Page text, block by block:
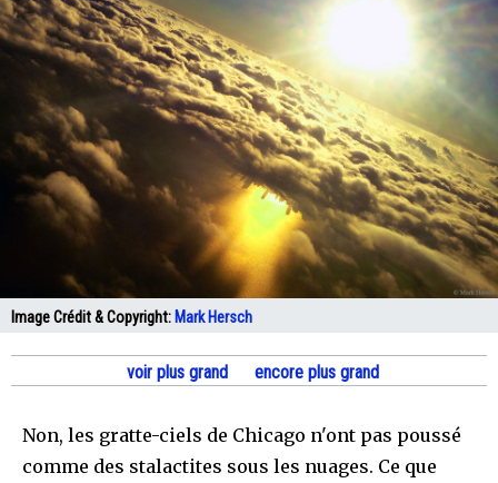
Image Crédit & Copyright: Mark Hersch
voir plus grand encore plus grand
Non, les gratte-ciels de Chicago n'ont pas poussé
comme des stalactites sous les nuages. Ce que